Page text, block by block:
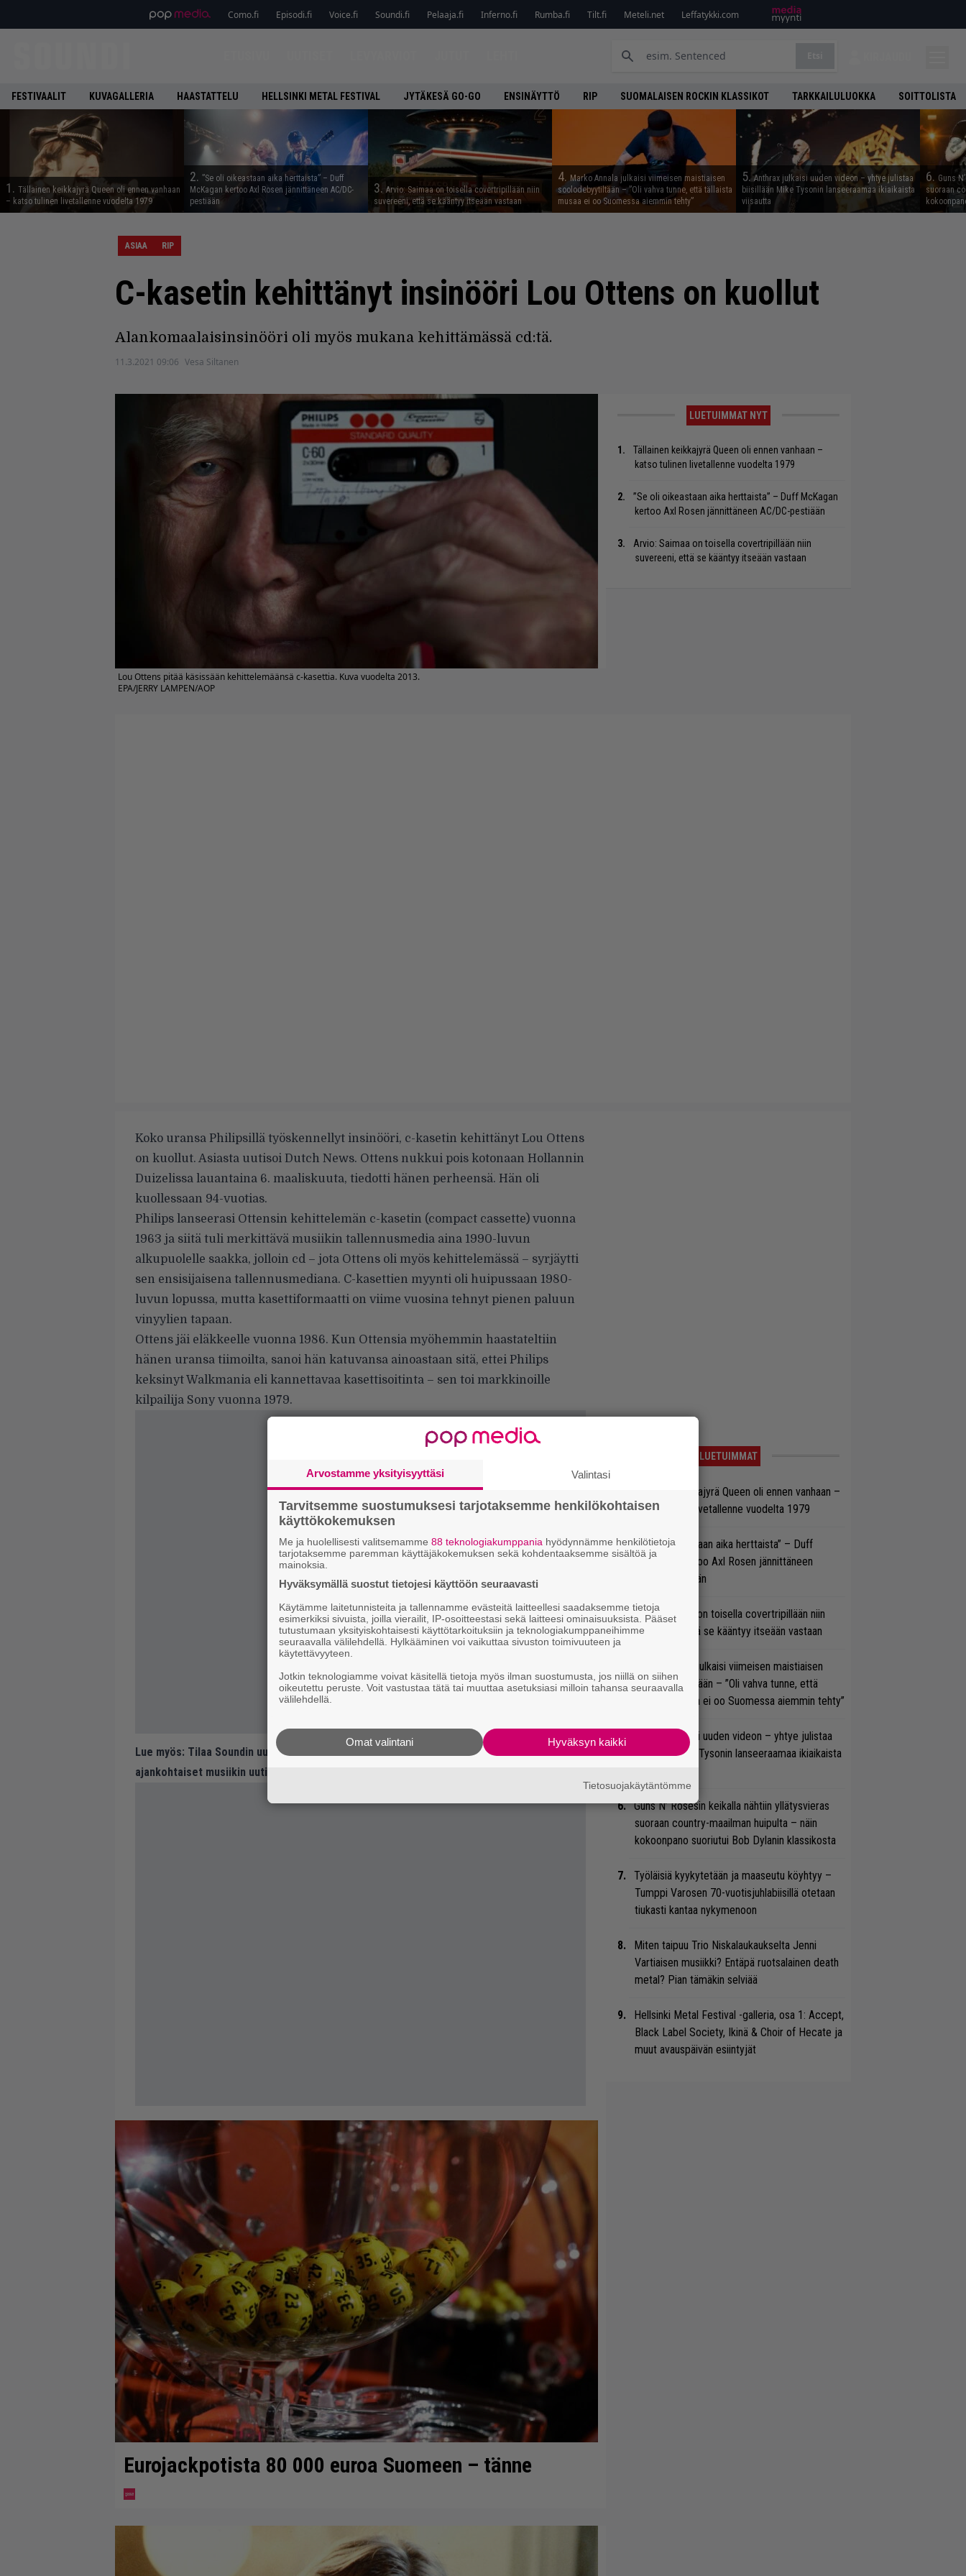
Como.fi Episodi.fi Voice.fi Soundi.fi Pelaaja.fi Inferno.fi Rumba.fi Tilt.fi Meteli.net Leffatykki.com
FESTIVAALIT KUVAGALLERIA HAASTATTELU HELLSINKI METAL FESTIVAL JYTÄKESÄ GO-GO ENSINÄYTTÖ RIP SUOMALAISEN ROCKIN KLASSIKOT TARKKAILULUOKKA SOITTOLISTA
1. Tällainen keikkajyrä Queen oli ennen vanhaan
– katso tulinen livetallenne vuodelta 1979
2. ”Se oli oikeastaan aika herttaista” – Duff
McKagan kertoo Axl Rosen jännittäneen AC/DC-
pestiään
3. Arvio: Saimaa on toisella covertripillään niin
suvereeni, että se kääntyy itseään vastaan
4. Marko Annala julkaisi viimeisen maistiaisen
soolodebyytiltään – ”Oli vahva tunne, että tällaista
musaa ei oo Suomessa aiemmin tehty”
5.Anthrax julkaisi uuden videon – yhtye julistaa
biisillään Mike Tysonin lanseeraamaa ikiaikaista
viisautta
6. Guns
suoraan
ASIAA RIP
C-kasetin kehittänyt insinööri Lou Ottens on kuollut
Alankomaalaisinsinööri oli myös mukana kehittämässä cd:tä.
11.3.2021 09:06 Vesa Siltanen
Lou Ottens pitää käsissään kehittelemäänsä c-kasettia. Kuva vuodelta 2013.
EPA/JERRY LAMPEN/AOP
LUETUIMMAT NYT
Tällainen keikkajyrä Queen oli ennen vanhaan –
katso tulinen livetallenne vuodelta 1979
”Se oli oikeastaan aika herttaista” – Duff McKagan
kertoo Axl Rosen jännittäneen AC/DC-pestiään
Arvio: Saimaa on toisella covertripillään niin
suvereeni, että se kääntyy itseään vastaan
Koko uransa Philipsillä työskennellyt insinööri, c-kasetin kehittänyt Lou Ottens
on kuollut. Asiasta uutisoi Dutch News. Ottens nukkui pois kotonaan Hollannin
Duizelissa lauantaina 6. maaliskuuta, tiedotti hänen perheensä. Hän oli
kuollessaan 94-vuotias.
Philips lanseerasi Ottensin kehittelemän c-kasetin (compact cassette) vuonna
1963 ja siitä tuli merkittävä musiikin tallennusmedia aina 1990-luvun
alkupuolelle saakka, jolloin cd – jota Ottens oli myös kehittelemässä – syrjäytti
sen ensisijaisena tallennusmediana. C-kasettien myynti oli huipussaan 1980-
luvun lopussa, mutta kasettiformaatti on viime vuosina tehnyt pienen paluun
vinyylien tapaan.
Ottens jäi eläkkeelle vuonna 1986. Kun Ottensia myöhemmin haastateltiin
hänen uransa tiimoilta, sanoi hän katuvansa ainoastaan sitä, ettei Philips
keksinyt Walkmania eli kannettavaa kasettisoitinta – sen toi markkinoille
kilpailija Sony vuonna 1979.
Lue myös: Tilaa Soundin uutiskirje ja tiedät mistä kahvitauolla puhutaan! Nappaa
ajankohtaiset musiikin uutiset ja puheenaiheet suoraan sähköpostiin tästä.
Eurojackpotista 80 000 euroa Suomeen – tänne
LUETUIMMAT
Tällainen keikkajyrä Queen oli ennen vanhaan –
katso tulinen livetallenne vuodelta 1979
”Se oli oikeastaan aika herttaista” – Duff
McKagan kertoo Axl Rosen jännittäneen
AC/DC-pestiään
Arvio: Saimaa on toisella covertripillään niin
suvereeni, että se kääntyy itseään vastaan
Marko Annala julkaisi viimeisen maistiaisen
soolodebyytiltään – ”Oli vahva tunne, että
tällaista musaa ei oo Suomessa aiemmin tehty”
Anthrax julkaisi uuden videon – yhtye julistaa
biisillään Mike Tysonin lanseeraamaa ikiaikaista
Guns N’ Rosesin keikalla nähtiin yllätysvieras
suoraan country-maailman huipulta – näin
kokoonpano suoriutui Bob Dylanin klassikosta
Työläisiä kyykytetään ja maaseutu köyhtyy –
Tumppi Varosen 70-vuotisjuhlabiisillä otetaan
tiukasti kantaa nykymenoon
Miten taipuu Trio Niskalaukaukselta Jenni
Vartiaisen musiikki? Entäpä ruotsalainen death
metal? Pian tämäkin selviää
Hellsinki Metal Festival -galleria, osa 1: Accept,
Black Label Society, Ikinä & Choir of Hecate ja
muut avauspäivän esiintyjät
Arvostamme yksityisyyttäsi Valintasi
Tarvitsemme suostumuksesi tarjotaksemme henkilökohtaisen
käyttökokemuksen
Me ja huolellisesti valitsemamme 88 teknologiakumppania hyödynnämme henkilötietoja
tarjotaksemme paremman käyttäjäkokemuksen sekä kohdentaaksemme sisältöä ja
mainoksia.
Hyväksymällä suostut tietojesi käyttöön seuraavasti
Käytämme laitetunnisteita ja tallennamme evästeitä laitteellesi saadaksemme tietoja
esimerkiksi sivuista, joilla vierailit, IP-osoitteestasi sekä laitteesi ominaisuuksista. Pääset
tutustumaan yksityiskohtaisesti käyttötarkoituksiin ja teknologiakumppaneihimme
seuraavalla välilehdellä. Hylkääminen voi vaikuttaa sivuston toimivuuteen ja
käytettävyyteen.
Jotkin teknologiamme voivat käsitellä tietoja myös ilman suostumusta, jos niillä on siihen
oikeutettu peruste. Voit vastustaa tätä tai muuttaa asetuksiasi milloin tahansa seuraavalla
välilehdellä.
Hyväksyn kaikki
Omat valintani
Tietosuojakäytäntömme